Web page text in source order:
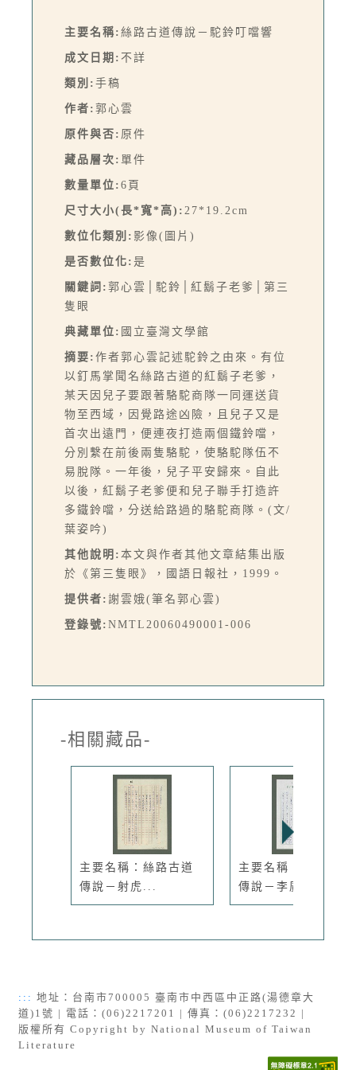
主要名稱: 絲路古道傳說－駝鈴叮噹響
成文日期: 不詳
類別: 手稿
作者: 郭心雲
原件與否: 原件
藏品層次: 單件
數量單位: 6頁
尺寸大小(長*寬*高): 27*19.2cm
數位化類別: 影像(圖片)
是否數位化: 是
關鍵詞: 郭心雲│駝鈴│紅鬍子老爹│第三
隻眼
典藏單位: 國立臺灣文學館
摘要: 作者郭心雲記述駝鈴之由來。有位
以釘馬掌聞名絲路古道的紅鬍子老爹，
某天因兒子要跟著駱駝商隊一同運送貨
物至西域，因覺路途凶險，且兒子又是
首次出遠門，便連夜打造兩個鐵鈴噹，
分別繫在前後兩隻駱駝，使駱駝隊伍不
易脫隊。一年後，兒子平安歸來。自此
以後，紅鬍子老爹便和兒子聯手打造許
多鐵鈴噹，分送給路過的駱駝商隊。(文/
葉姿吟)
其他說明: 本文與作者其他文章結集出版
於《第三隻眼》，國語日報社，1999。
提供者: 謝雲娥(筆名郭心雲)
登錄號: NMTL20060490001-006
-相關藏品-
主要名稱：絲路古道
傳說－射虎...
主要名稱：絲路古道
傳說－李廣杏
::: 地址：台南市700005 臺南市中西區中正路(湯德章大
道)1號 | 電話：(06)2217201 | 傳真：(06)2217232 |
版權所有 Copyright by National Museum of Taiwan
Literature